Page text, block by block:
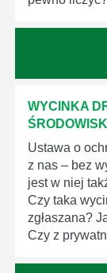
WYCINKA
Ustawa o
z nas – bez
jest w niej
Czy taka
zgłaszana?
Czy z